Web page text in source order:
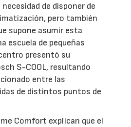
de disponer de
pero también
supone asumir esta
escuela de pequeñas
presentó su
S-COOL, resultando
entre las
de distintos puntos de
Comfort explican que el